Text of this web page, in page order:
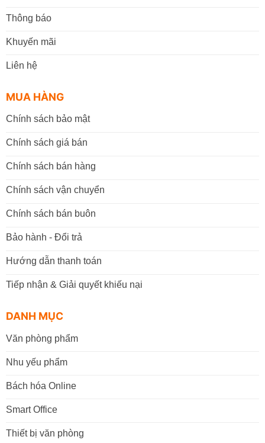
Thông báo
Khuyến mãi
Liên hệ
MUA HÀNG
Chính sách bảo mật
Chính sách giá bán
Chính sách bán hàng
Chính sách vận chuyển
Chính sách bán buôn
Bảo hành - Đổi trả
Hướng dẫn thanh toán
Tiếp nhận & Giải quyết khiếu nại
DANH MỤC
Văn phòng phẩm
Nhu yếu phẩm
Bách hóa Online
Smart Office
Thiết bị văn phòng